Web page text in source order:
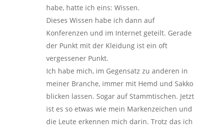
habe, hatte ich eins: Wissen.
Dieses Wissen habe ich dann auf
Konferenzen und im Internet geteilt. Gerade
der Punkt mit der Kleidung ist ein oft
vergessener Punkt.
Ich habe mich, im Gegensatz zu anderen in
meiner Branche, immer mit Hemd und Sakko
blicken lassen. Sogar auf Stammtischen. Jetzt
ist es so etwas wie mein Markenzeichen und
die Leute erkennen mich darin. Trotz das ich